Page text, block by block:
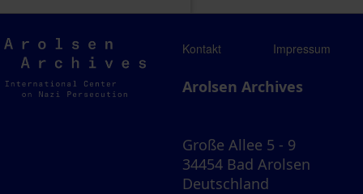
Arolsen
Archives
Kontakt Impressum
Arolsen Archives
Große Allee 5 - 9
34454 Bad Arolsen
Deutschland